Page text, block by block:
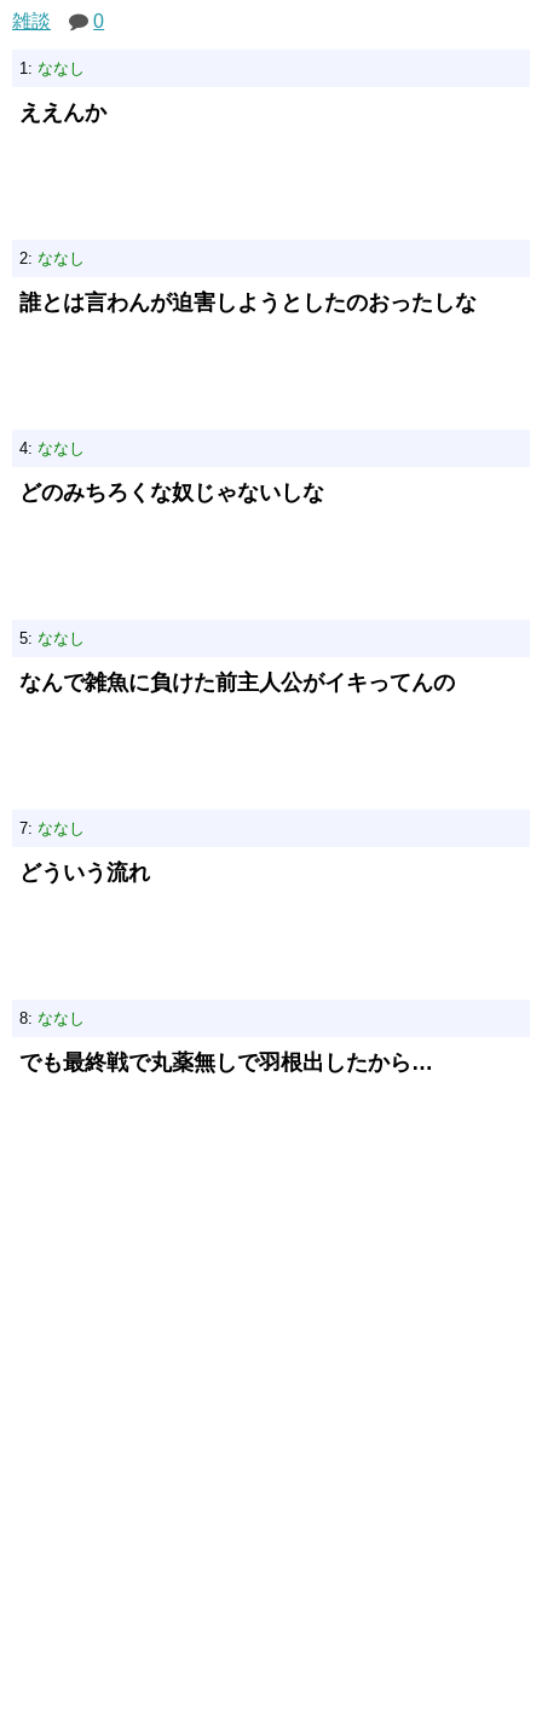
雑談
0
1: ななし
ええんか
2: ななし
誰とは言わんが迫害しようとしたのおったしな
4: ななし
どのみちろくな奴じゃないしな
5: ななし
なんで雑魚に負けた前主人公がイキってんの
7: ななし
どういう流れ
8: ななし
でも最終戦で丸薬無しで羽根出したから…